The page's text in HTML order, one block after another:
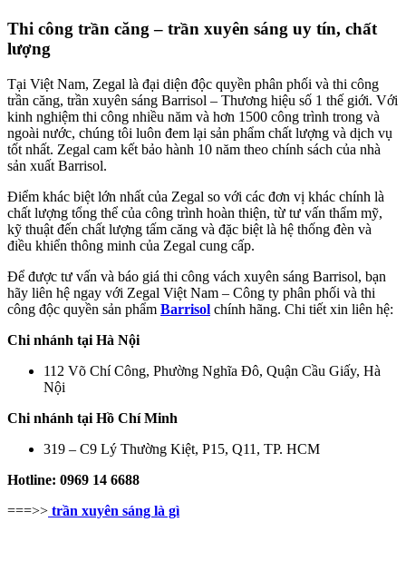
Thi công trần căng – trần xuyên sáng uy tín, chất
lượng
Tại Việt Nam, Zegal là đại diện độc quyền phân phối và thi công
trần căng, trần xuyên sáng Barrisol – Thương hiệu số 1 thế giới. Với
kinh nghiệm thi công nhiều năm và hơn 1500 công trình trong và
ngoài nước, chúng tôi luôn đem lại sản phẩm chất lượng và dịch vụ
tốt nhất. Zegal cam kết bảo hành 10 năm theo chính sách của nhà
sản xuất Barrisol.
Điểm khác biệt lớn nhất của Zegal so với các đơn vị khác chính là
chất lượng tổng thể của công trình hoàn thiện, từ tư vấn thẩm mỹ,
kỹ thuật đến chất lượng tấm căng và đặc biệt là hệ thống đèn và
điều khiển thông minh của Zegal cung cấp.
Để được tư vấn và báo giá thi công vách xuyên sáng Barrisol, bạn
hãy liên hệ ngay với Zegal Việt Nam – Công ty phân phối và thi
công độc quyền sản phẩm Barrisol chính hãng. Chi tiết xin liên hệ:
Chi nhánh tại Hà Nội
112 Võ Chí Công, Phường Nghĩa Đô, Quận Cầu Giấy, Hà
Nội
Chi nhánh tại Hồ Chí Minh
319 – C9 Lý Thường Kiệt, P15, Q11, TP. HCM
Hotline: 0969 14 6688
===>> trần xuyên sáng là gì